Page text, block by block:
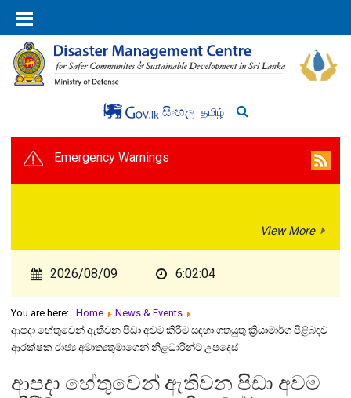
සිංහල தமிழ்
Emergency Warnings
View More
2026/08/09 6:02:04
You are here: Home
News & Events
ආපදා හේතුවෙන් ඇතිවන පිඩා අවම කිරීම සඳහා ගතයුතු ක්‍රියාමාර්ග පිළිබඳව
ආරක්ෂක රාජ්‍ය අමාත්‍යතුමාගෙන් නිළධාරීන්ට උපදෙස්
ආපදා හේතුවෙන් ඇතිවන පිඩා අවම